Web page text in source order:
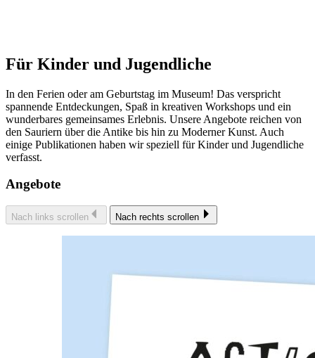
Für Kinder und Jugendliche
In den Ferien oder am Geburtstag im Museum! Das verspricht
spannende Entdeckungen, Spaß in kreativen Workshops und ein
wunderbares gemeinsames Erlebnis. Unsere Angebote reichen von
den Sauriern über die Antike bis hin zu Moderner Kunst. Auch
einige Publikationen haben wir speziell für Kinder und Jugendliche
verfasst.
Angebote
Nach links scrollen Nach rechts scrollen